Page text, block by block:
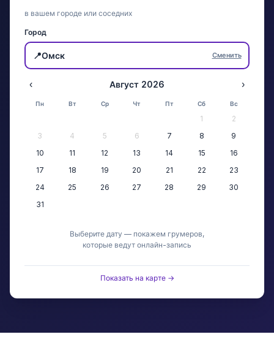
в вашем городе или соседних
Город
📍Омск Сменить
‹ Август 2026 ›
Пн Вт Ср Чт Пт Сб Вс
1
2
3
4 5 6 7 8
9
10
11 12 13 14 15
16
17
18 19 20 21 22
23
24
25 26 27 28 29
30
31
Выберите дату — покажем грумеров,
которые ведут онлайн-запись
Показать на карте →